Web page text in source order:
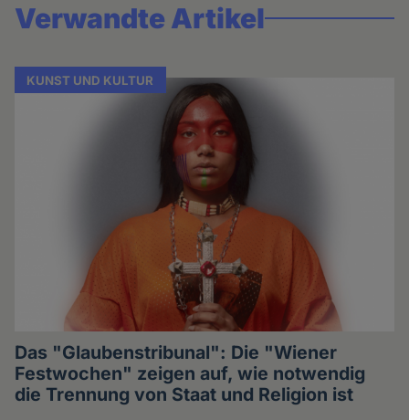
Verwandte Artikel
KUNST UND KULTUR
Das "Glaubenstribunal": Die "Wiener
Festwochen" zeigen auf, wie notwendig
die Trennung von Staat und Religion ist